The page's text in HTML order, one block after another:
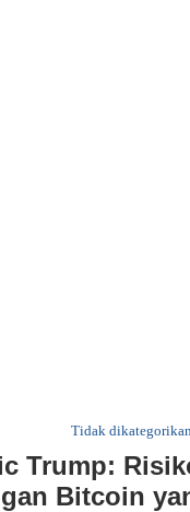
Tidak dikategorikan
Trump:
Bitcoin